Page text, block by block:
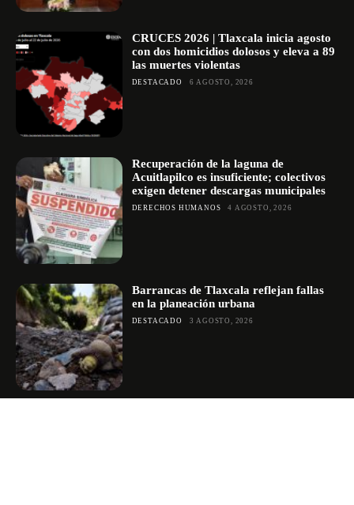
CRUCES 2026 | Tlaxcala inicia agosto
con dos homicidios dolosos y eleva a 89
las muertes violentas
DESTACADO 6 AGOSTO, 2026
Recuperación de la laguna de
Acuitlapilco es insuficiente; colectivos
exigen detener descargas municipales
DERECHOS HUMANOS 4 AGOSTO, 2026
Barrancas de Tlaxcala reflejan fallas
en la planeación urbana
DESTACADO 3 AGOSTO, 2026